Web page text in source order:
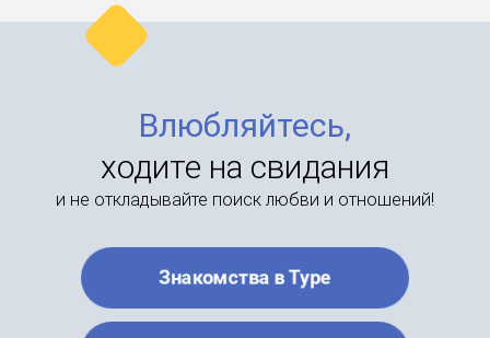
Влюбляйтесь,
ходите на свидания
и не откладывайте поиск любви и отношений!
Знакомства в Туре